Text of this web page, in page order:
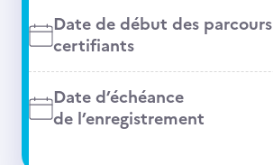
Date de début des parcours
certifiants
Date d’échéance
de l’enregistrement